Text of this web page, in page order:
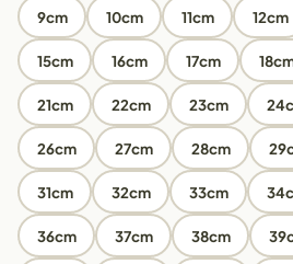
9cm 10cm 11cm 12cm
15cm 16cm 17cm
21cm 22cm 23cm
26cm 27cm 28cm
31cm 32cm 33cm
36cm 37cm 38cm